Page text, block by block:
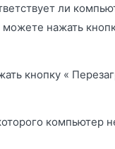
ли
нажать
кнопку «
компьютер